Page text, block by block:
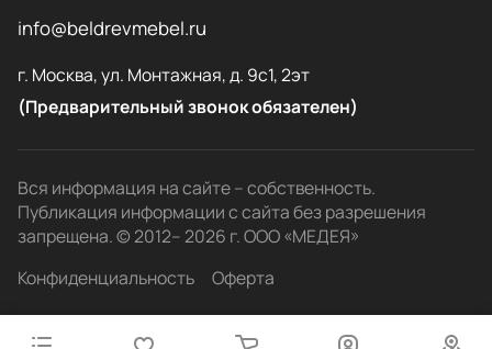
info@beldrevmebel.ru
г. Москва, ул. Монтажная, д. 9с1, 2эт
(Предварительный звонок обязателен)
Вся информация на сайте – собственность.
Публикация информации с сайта без разрешения
запрещена. © 2012– 2026 г. ООО «МЕДЕЯ»
Конфиденциальность
Оферта